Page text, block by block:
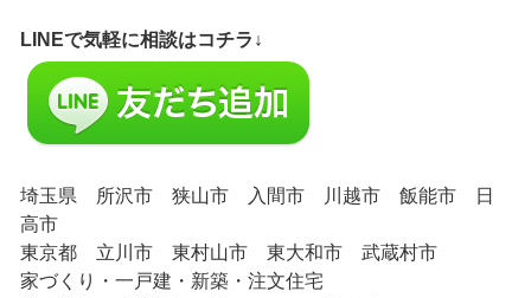
LINEで気軽に相談はコチラ↓
埼玉県 所沢市 狭山市 入間市 川越市 飯能市 日
高市
東京都 立川市 東村山市 東大和市 武蔵村市
家づくり・一戸建・新築・注文住宅